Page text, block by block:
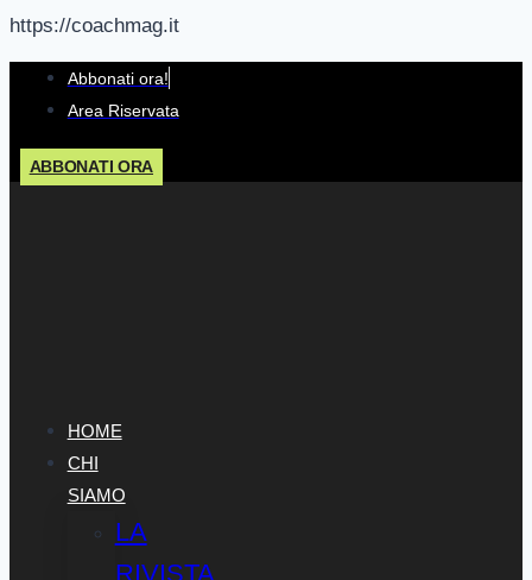
https://coachmag.it
Salta
contenuto
Abbonati ora!
Area Riservata
ABBONATI ORA
HOME
CHI
SIAMO
LA
RIVISTA